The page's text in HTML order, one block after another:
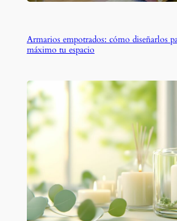
Armarios empotrados: cómo diseñarlos
máximo tu espacio